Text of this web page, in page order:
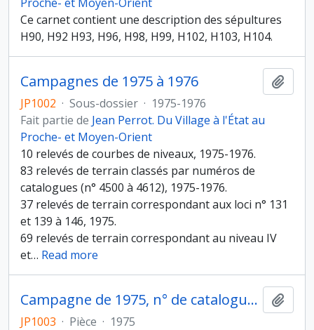
Ce carnet contient une description des sépultures
H90, H92 H93, H96, H98, H99, H102, H103, H104.
Campagnes de 1975 à 1976
JP1002 · Sous-dossier · 1975-1976
Fait partie de Jean Perrot. Du Village à l'État au
Proche- et Moyen-Orient
10 relevés de courbes de niveaux, 1975-1976.
83 relevés de terrain classés par numéros de
catalogues (n° 4500 à 4612), 1975-1976.
37 relevés de terrain correspondant aux loci n° 131
et 139 à 146, 1975.
69 relevés de terrain correspondant au niveau IV
et… Read more
Campagne de 1975, n° de catalogue 4054 à 4173
JP1003 · Pièce · 1975